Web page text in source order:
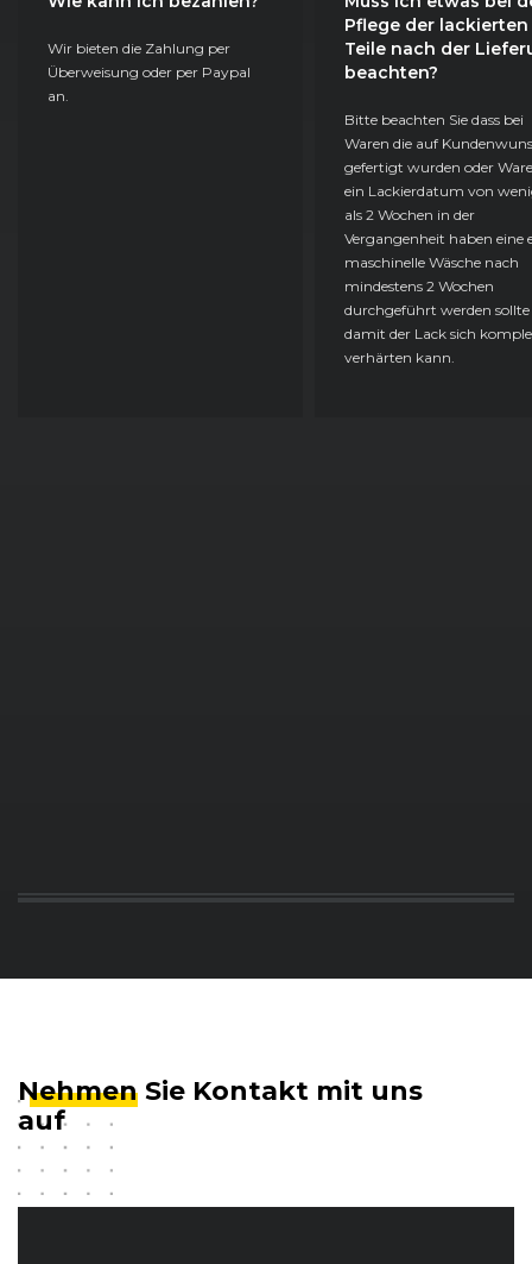
Wir bieten die Zahlung per
Überweisung oder per Paypal
an.
Pflege der lackierten
Teile nach der
beachten?
Bitte beachten Sie dass bei
Waren die auf
gefertigt wurden oder
ein Lackierdatum von
als 2 Wochen in der
Vergangenheit haben eine
maschinelle Wäsche nach
mindestens 2 Wochen
durchgeführt werden sollte
damit der Lack sich
verhärten kann.
Nehmen Sie Kontakt mit uns
auf